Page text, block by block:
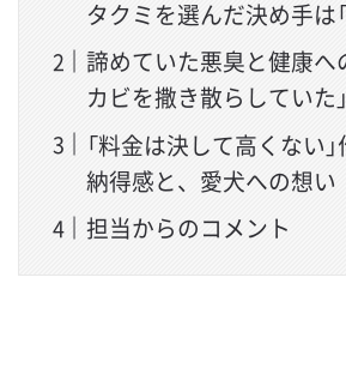
タクミを選んだ決め手は
諦めていた悪臭と健康へ
カビを撒き散らしていた
「料金は決して高くない
納得感と、愛犬への想い
担当からのコメント